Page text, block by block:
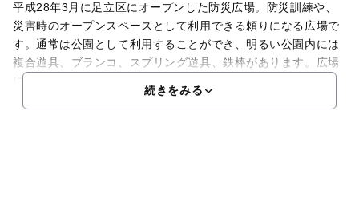
平成28年3月に足立区にオープンした防災広場。防災訓練や、
災害時のオープンスペースとして利用できる頼りになる広場で
す。通常は公園として利用することができ、明るい公園内には
複合遊具、ブランコ、スプリング遊具、鉄棒があります。広場
続きをみる